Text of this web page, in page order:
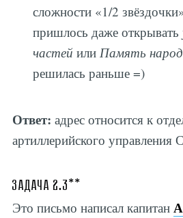
сложности «1/2
пришлось даже открывать
частей или Память
решилась раньше =)
Ответ: адрес относится к
артиллерийского управления
Задача 2.3**
Это письмо написал капитан